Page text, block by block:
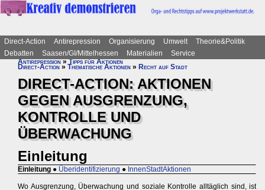
Direct-Action Antirepression Organisierung Umwelt
Theorie&Politik
Debatten
Saasen/GI/Mittelhessen Materialien
Service
Antirepression»Tipps für Aktionen
Direct-Action » Thematische Aktionen » Recht auf Stadt
DIRECT-ACTION: AKTIONEN
GEGEN AUSGRENZUNG,
KONTROLLE UND
ÜBERWACHUNG
Einleitung
Einleitung ● Überidentifizierung ● InnenStadtAktionen
Wo Ausgrenzung, Überwachung und soziale Kontrolle alltäglich sind, ist